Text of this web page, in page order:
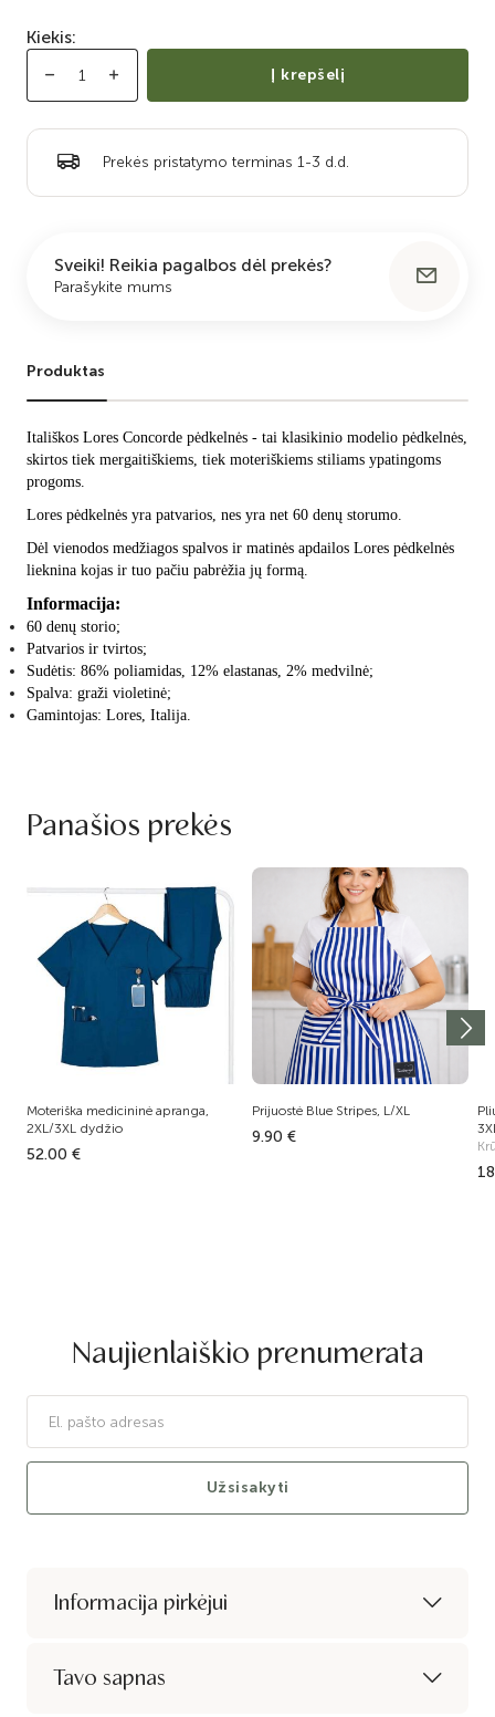
Kiekis:
Į krepšelį
Prekės pristatymo terminas 1-3 d.d.
Sveiki! Reikia pagalbos dėl prekės?
Parašykite mums
Produktas
Itališkos Lores Concorde pėdkelnės - tai klasikinio modelio pėdkelnės,
skirtos tiek mergaitiškiems, tiek moteriškiems stiliams ypatingoms
progoms.
Lores pėdkelnės yra patvarios, nes yra net 60 denų storumo.
Dėl vienodos medžiagos spalvos ir matinės apdailos Lores pėdkelnės
lieknina kojas ir tuo pačiu pabrėžia jų formą.
Informacija:
60 denų storio;
Patvarios ir tvirtos;
Sudėtis: 86% poliamidas, 12% elastanas, 2% medvilnė;
Spalva: graži violetinė;
Gamintojas: Lores, Italija.
Panašios prekės
Moteriška medicininė apranga,
2XL/3XL dydžio
52.00 €
Prijuostė Blue Stripes, L/XL
9.90 €
Naujienlaiškio prenumerata
Užsisakyti
Informacija pirkėjui
Tavo sapnas